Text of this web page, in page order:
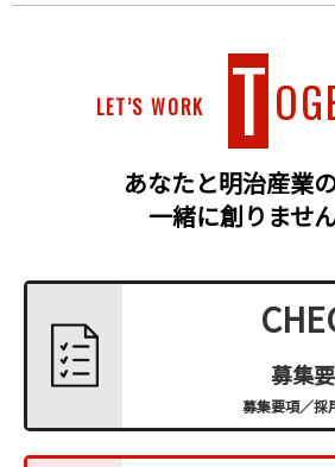
LET’S WORK T
あなたと明治産業の
一緒に創りませ
募集
募集要項／採